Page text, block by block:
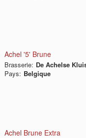
Achel '5' Brune
Brasserie: De Achelse
Pays: Belgique
Achel Brune Extra